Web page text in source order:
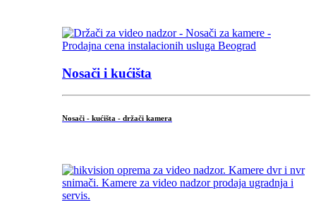
Nosači i kućišta
Nosači - kućišta - držači kamera